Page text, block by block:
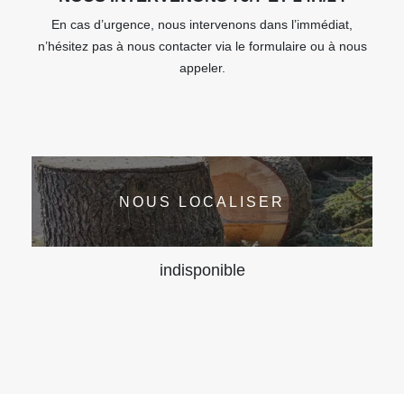
En cas d’urgence, nous intervenons dans l’immédiat,
n’hésitez pas à nous contacter via le formulaire ou à nous
appeler.
NOUS LOCALISER
indisponible